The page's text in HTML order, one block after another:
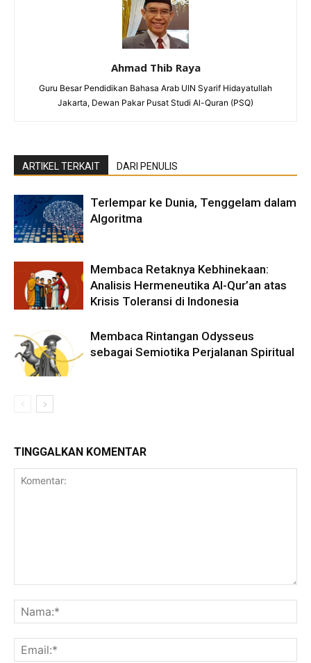
Ahmad Thib Raya
Guru Besar Pendidikan Bahasa Arab UIN Syarif Hidayatullah
Jakarta, Dewan Pakar Pusat Studi Al-Quran (PSQ)
ARTIKEL TERKAIT DARI PENULIS
Terlempar ke Dunia, Tenggelam dalam
Algoritma
Membaca Retaknya Kebhinekaan:
Analisis Hermeneutika Al-Qur’an atas
Krisis Toleransi di Indonesia
Membaca Rintangan Odysseus
sebagai Semiotika Perjalanan Spiritual
TINGGALKAN KOMENTAR